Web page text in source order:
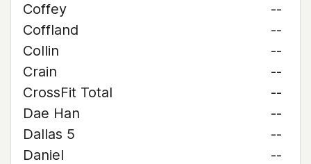
Coffey
--
Coffland
--
Collin
--
Crain
--
CrossFit Total
--
Dae Han
--
Dallas 5
--
Daniel
--